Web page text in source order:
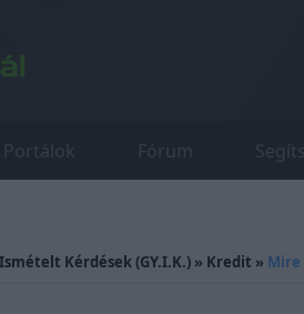
Portálok Fórum
Kérdések (GY.I.K.) » Kredit » Mire